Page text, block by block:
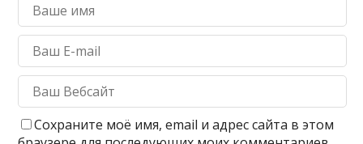
Сохраните моё имя, email и адрес сайта в этом